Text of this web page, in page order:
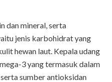
dan mineral, serta
jenis karbohidrat yang
hewan laut. Kepala udang
3 yang termasuk dalam
sumber antioksidan